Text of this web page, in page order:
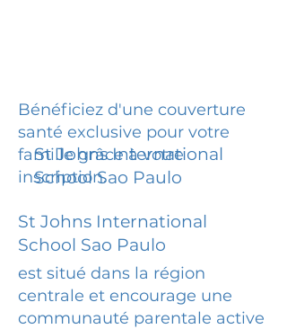
Bénéficiez d'une couverture
santé exclusive pour votre
famille grâce à votre
inscription.
St Johns International
School Sao Paulo
St Johns International
School Sao Paulo
est situé dans la région
centrale et encourage une
communauté parentale active